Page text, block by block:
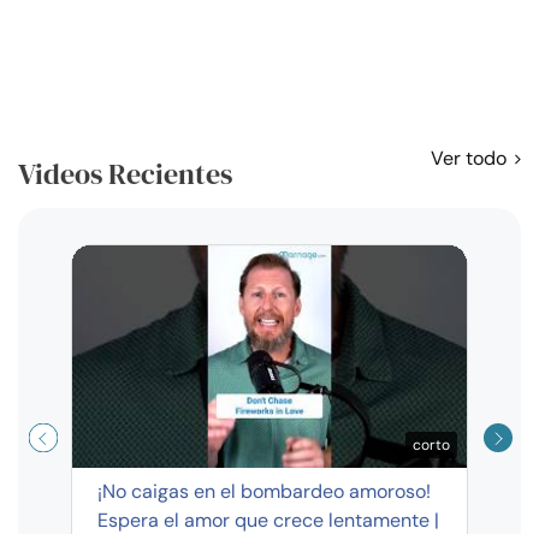
Videos Recientes Ver todo
corto
¡No caigas en el bombardeo amoroso!
Espera el amor que crece lentamente |